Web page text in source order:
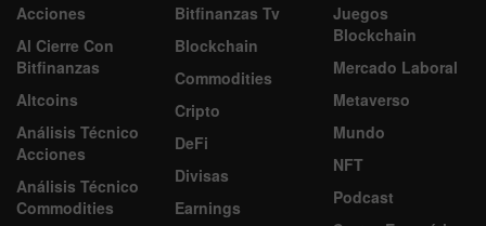
Acciones
Al Cierre Con
Bitfinanzas
Altcoins
Análisis Técnico
Acciones
Análisis Técnico
Commodities
Bitfinanzas Tv
Blockchain
Commodities
Cripto
DeFi
Divisas
Earnings
Juegos
Blockchain
Mercado Laboral
Metaverso
Mundo
NFT
Podcast